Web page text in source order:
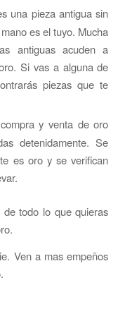
una pieza antigua sin
es el tuyo. Mucha
antiguas acuden a
Si vas a alguna de
piezas que te
y venta de oro
detenidamente. Se
es oro y se verifican
todo lo que quieras
Ven a mas empeños